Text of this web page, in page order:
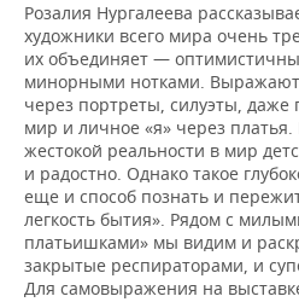
Розалия Нургалеева
художники всего мира очень
их объединяет —
минорными нотками.
через портреты, силуэты, даже
мир и личное «я» через платья.
жестокой реальности в мир
и радостно. Однако такое
еще и способ познать и
легкость бытия». Рядом с
платьишками» мы видим и
закрытые респираторами, и
Для самовыражения на